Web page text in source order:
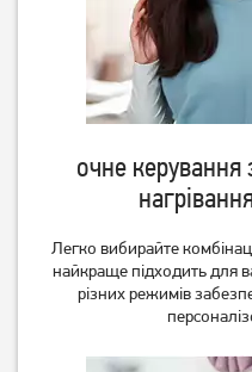
Фен Ardesto HD-522
очне
Легко вибирайте
найкраще підходить для
різних режимів